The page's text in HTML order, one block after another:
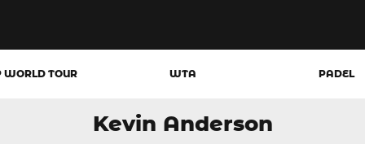
WORLD TOUR WTA PADEL
Kevin Anderson